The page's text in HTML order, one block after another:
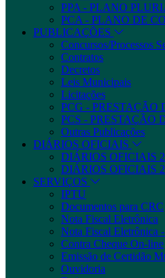
PPA - PLANO
PCA - PLANO DE
PUBLICAÇÕES
Concursos/Processos
Contratos
Decretos
Leis Municipais
Licitações
PCG - PRESTAÇÃO
PCS - PRESTAÇÃO
Outras Publicações
DIÁRIOS OFICIAIS
DIÁRIOS OFICIAIS
DIÁRIOS OFICIAIS
SERVIÇOS
IPTU
Documentos para CRC
Nota Fiscal Eletrônica
Nota Fiscal Eletrônica
Contra Cheque On-line
Emissão de Certidão
Ouvidoria